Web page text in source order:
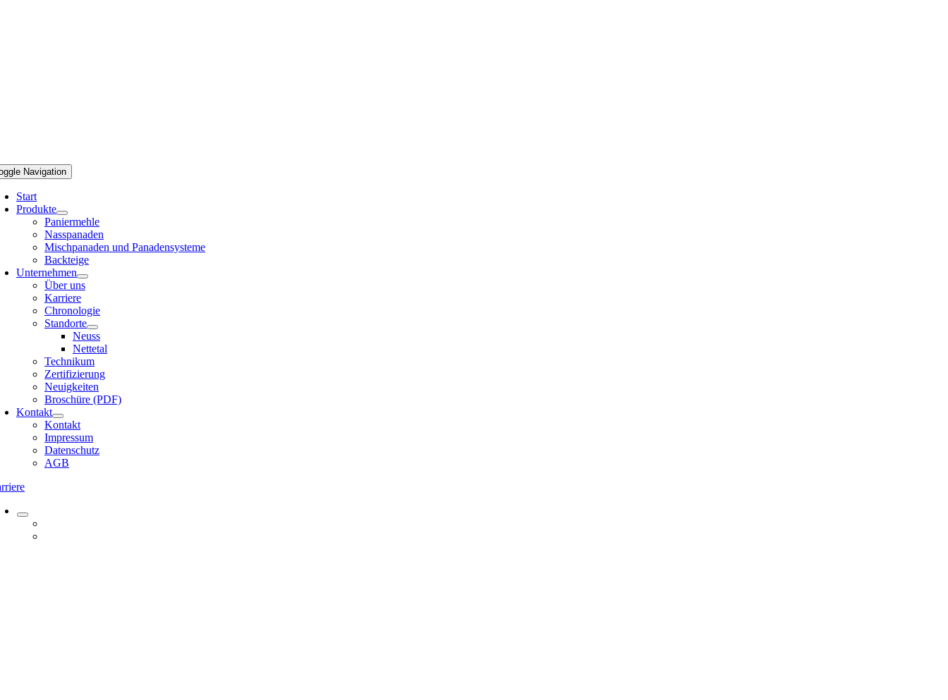
Navigation
Start
Produkte
Paniermehle
Nasspanaden
Mischpanaden und Panadensysteme
Backteige
Unternehmen
Über uns
Karriere
Chronologie
Standorte
Neuss
Nettetal
Technikum
Zertifizierung
Neuigkeiten
Broschüre (PDF)
Kontakt
Kontakt
Impressum
Datenschutz
AGB